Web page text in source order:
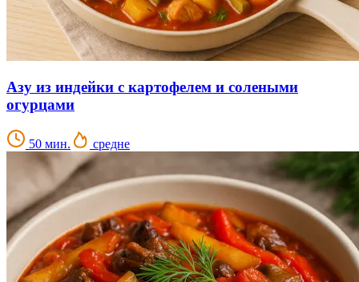
Азу из индейки с картофелем и солеными
огурцами
50 мин. средне